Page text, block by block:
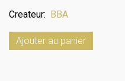
Createur: BBA
Ajouter au panier